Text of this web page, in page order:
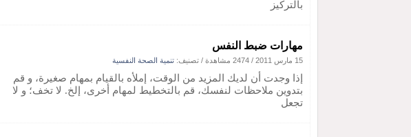
بالتركيز
مهارات ضبط النفس
15 مارس 2011 / 2474 مشاهدة / تصنيف: تنمية الصحة النفسية
إذا وجدت أن لديك المزيد من الوقت، إملأه بالقيام بمهام صغيرة، و قم
بتدوين ملاحظات لنفسك، قم بالتخطيط لمهام أخرى، إلخ. لا تخف؛ و لا
تجعل